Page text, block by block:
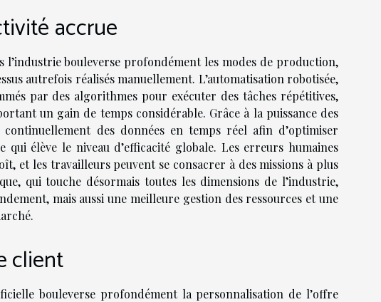
accrue
bouleverse profondément les modes de production,
autrefois réalisés manuellement. L’automatisation robotisée,
par des algorithmes pour exécuter des tâches répétitives,
un gain de temps considérable. Grâce à la puissance des
des données en temps réel afin d’optimiser
élève le niveau d’efficacité globale. Les erreurs humaines
et les travailleurs peuvent se consacrer à des missions à plus
qui touche désormais toutes les dimensions de l’industrie,
mais aussi une meilleure gestion des ressources et une
client
bouleverse profondément la personnalisation de l’offre